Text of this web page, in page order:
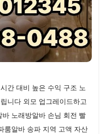
간 대비 높은 수익 구조 노
니다 외모 업그레이드하고
노래방알바 손님 회전 빨
룸알바 송파 지역 고액 자산